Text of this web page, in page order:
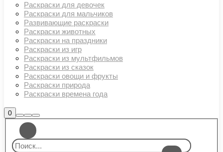
Раскраски для девочек
Раскраски для мальчиков
Развивающие раскраски
Раскраски животных
Раскраски на праздники
Раскраски из игр
Раскраски из мультфильмов
Раскраски из сказок
Раскраски овощи и фрукты
Раскраски природа
Раскраски времена года
0Боковая
панель
магазина
Найти
Больше
информации
Главное
меню